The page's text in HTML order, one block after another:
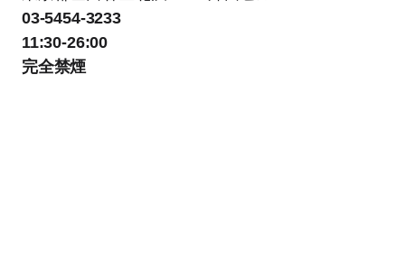
03-5454-3233
11:30-26:00
完全禁煙